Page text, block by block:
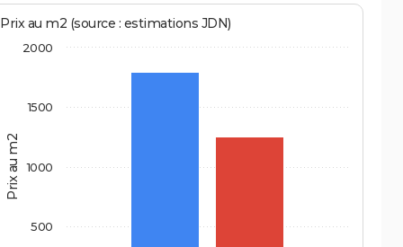
Prix au m2
Prix au m2 (source : estimations JDN)
500
1000
1500
2000